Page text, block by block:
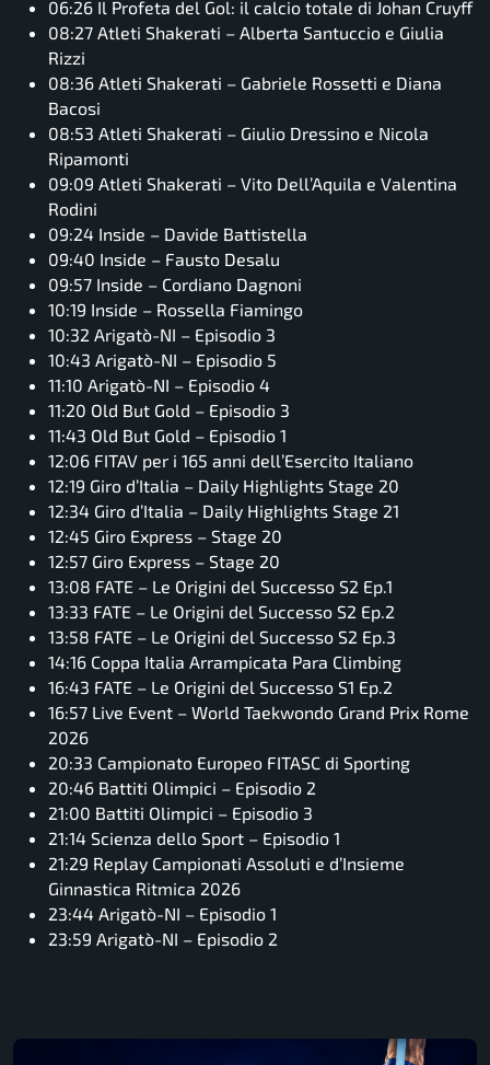
06:26 Il Profeta del Gol: il calcio totale di Johan Cruyff
08:27 Atleti Shakerati – Alberta Santuccio e Giulia
Rizzi
08:36 Atleti Shakerati – Gabriele Rossetti e Diana
Bacosi
08:53 Atleti Shakerati – Giulio Dressino e Nicola
Ripamonti
09:09 Atleti Shakerati – Vito Dell’Aquila e Valentina
Rodini
09:24 Inside – Davide Battistella
09:40 Inside – Fausto Desalu
09:57 Inside – Cordiano Dagnoni
10:19 Inside – Rossella Fiamingo
10:32 Arigatò-NI – Episodio 3
10:43 Arigatò-NI – Episodio 5
11:10 Arigatò-NI – Episodio 4
11:20 Old But Gold – Episodio 3
11:43 Old But Gold – Episodio 1
12:06 FITAV per i 165 anni dell’Esercito Italiano
12:19 Giro d’Italia – Daily Highlights Stage 20
12:34 Giro d’Italia – Daily Highlights Stage 21
12:45 Giro Express – Stage 20
12:57 Giro Express – Stage 20
13:08 FATE – Le Origini del Successo S2 Ep.1
13:33 FATE – Le Origini del Successo S2 Ep.2
13:58 FATE – Le Origini del Successo S2 Ep.3
14:16 Coppa Italia Arrampicata Para Climbing
16:43 FATE – Le Origini del Successo S1 Ep.2
16:57 Live Event – World Taekwondo Grand Prix Rome
2026
20:33 Campionato Europeo FITASC di Sporting
20:46 Battiti Olimpici – Episodio 2
21:00 Battiti Olimpici – Episodio 3
21:14 Scienza dello Sport – Episodio 1
21:29 Replay Campionati Assoluti e d’Insieme
Ginnastica Ritmica 2026
23:44 Arigatò-NI – Episodio 1
23:59 Arigatò-NI – Episodio 2